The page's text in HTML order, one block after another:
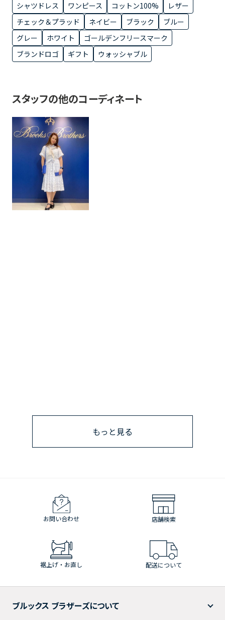
シャツドレス
ワンピース コットン100%
レザー
チェック＆プラッド
ネイビー ブラック
ブルー
グレー
ホワイト
ゴールデンフリースマーク
ブランドロゴ
ギフト ウォッシャブル
スタッフの他のコーディネート
もっと見る
お問い合わせ 店舗検索
裾上げ・お直し 配送について
ブルックス ブラザーズについて